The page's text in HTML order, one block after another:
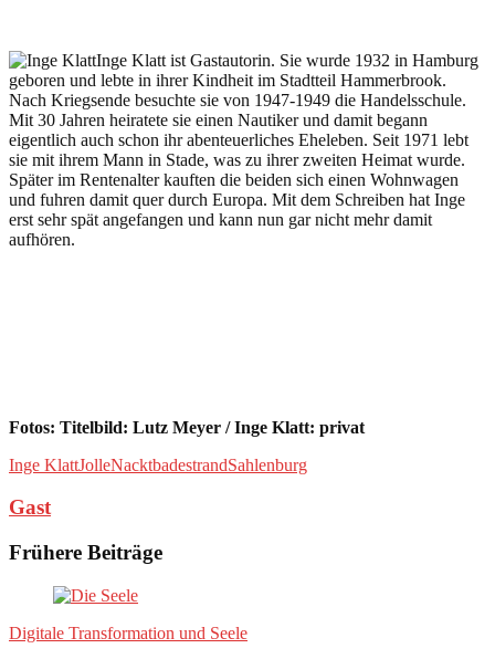
Inge Klatt ist Gastautorin. Sie wurde 1932 in Hamburg
geboren und lebte in ihrer Kindheit im Stadtteil Hammerbrook.
Nach Kriegsende besuchte sie von 1947-1949 die Handelsschule.
Mit 30 Jahren heiratete sie einen Nautiker und damit begann
eigentlich auch schon ihr abenteuerliches Eheleben. Seit 1971 lebt
sie mit ihrem Mann in Stade, was zu ihrer zweiten Heimat wurde.
Später im Rentenalter kauften die beiden sich einen Wohnwagen
und fuhren damit quer durch Europa. Mit dem Schreiben hat Inge
erst sehr spät angefangen und kann nun gar nicht mehr damit
aufhören.
Fotos: Titelbild: Lutz Meyer / Inge Klatt: privat
Inge KlattJolleNacktbadestrandSahlenburg
Gast
Frühere Beiträge
Digitale Transformation und Seele